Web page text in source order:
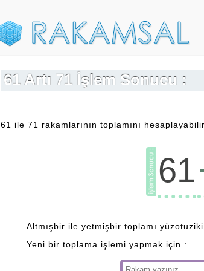
61 Artı 71 İşlem Sonucu :
61 ile 71 rakamlarının toplamını
61
Altmışbir ile yetmişbir toplamı
Yeni bir toplama işlemi yapmak için :